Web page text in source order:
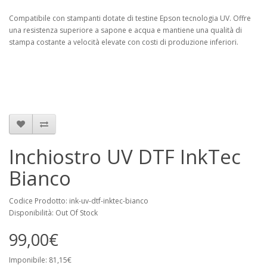
Compatibile con stampanti dotate di testine Epson tecnologia UV. Offre
una resistenza superiore a sapone e acqua e mantiene una qualità di
stampa costante a velocità elevate con costi di produzione inferiori.
Inchiostro UV DTF InkTec
Bianco
Codice Prodotto: ink-uv-dtf-inktec-bianco
Disponibilità: Out Of Stock
99,00€
Imponibile: 81,15€